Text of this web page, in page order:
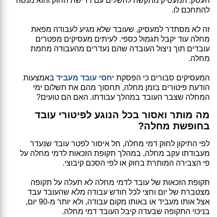
להתחכם לו.
זה לא מסתדר למעסיק, שעובד שלא מגיע לעבודה מפאת
מחלה עוד יקבל תגמול כספי. לעיתים מעסיקים מפטרים
עובדים תוך ניצול העובדה שהם נעדרים מהעבודה מחמת
מחלה.
המעסיקים סבורים כי הפסקת יחסי עובד מעביד באמצעות
הודעת פיטורים בזמן מחלה, תחסוך מהם את תשלום ימי
המחלה שצבר העובד במהלך עבודתו. האם הם טועים?
מה מותר ואסור בכל הנוגע לפיטורי עובד
בחופשת מחלה?
לפי התיקון לחוק דמי מחלה, חל איסור לפטר עובד שנעדר
מעבודתו עקב מחלה, במהלך תקופת הזכאות לדמי מחלה על
פי הצבירה המותרת בחוק או לפי הסכם קיבוצי.
תקופת הזכאות של עובד לדמי מחלה לא תעלה על תקופה
מצטברת של יום וחצי לכל חודש עבודה מלא שהעובד עבד
אצל אותו מעביד או באותו מקום עבודה, ולא יותר מ-90 יום,
בניכוי התקופה שבעדה קיבל העובד דמי מחלה.